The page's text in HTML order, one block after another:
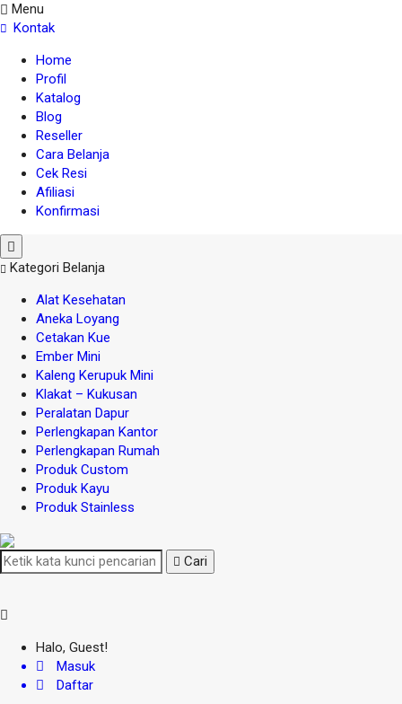
Menu
Kontak
Home
Profil
Katalog
Blog
Reseller
Cara Belanja
Cek Resi
Afiliasi
Konfirmasi
Kategori Belanja
Alat Kesehatan
Aneka Loyang
Cetakan Kue
Ember Mini
Kaleng Kerupuk Mini
Klakat – Kukusan
Peralatan Dapur
Perlengkapan Kantor
Perlengkapan Rumah
Produk Custom
Produk Kayu
Produk Stainless
Cari
Halo, Guest!
Masuk
Daftar